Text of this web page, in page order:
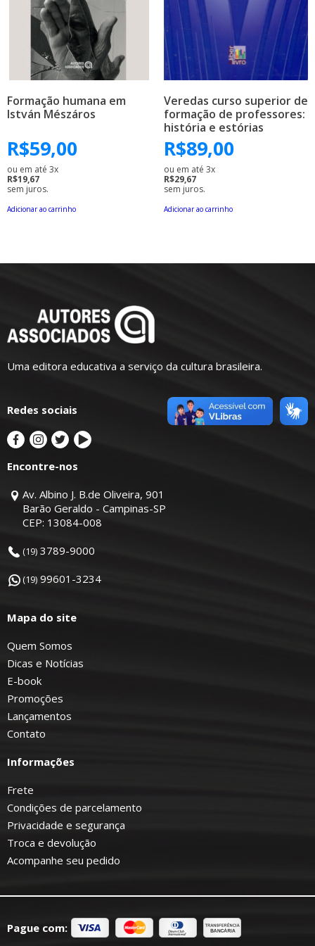
Formação humana em
István Mészáros
R$59,00
ou em até 3x
R$19,67
sem juros.
Adicionar ao carrinho
Veredas curso superior de
formação de professores:
história e estórias
R$89,00
ou em até 3x
R$29,67
sem juros.
Adicionar ao carrinho
Uma editora educativa a serviço da cultura brasileira.
Redes sociais
Encontre-nos
Av. Albino J. B.de Oliveira, 901
Barão Geraldo - Campinas-SP
CEP: 13084-008
(19) 3789-9000
(19) 99601-3234
Mapa do site
Quem Somos
Dicas e Notícias
E-book
Promoções
Lançamentos
Contato
Informações
Frete
Condições de parcelamento
Privacidade e segurança
Troca e devolução
Acompanhe seu pedido
Pague com: